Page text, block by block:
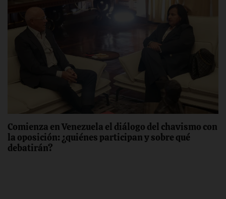
Comienza en Venezuela el diálogo del chavismo con
la oposición: ¿quiénes participan y sobre qué
debatirán?